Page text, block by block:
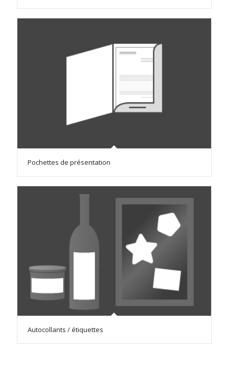
Pochettes de présentation
Autocollants / étiquettes